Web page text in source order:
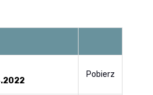
Pobierz